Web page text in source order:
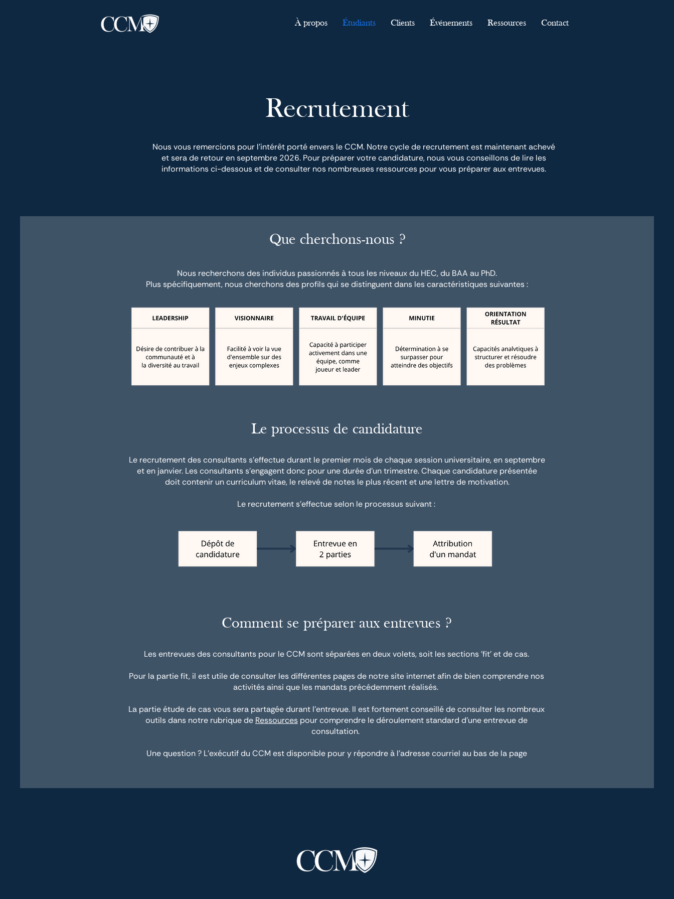
À propos Étudiants Clients Événements Ressources Contact
Recrutement
Nous vous remercions pour l'intérêt porté envers le CCM. Notre cycle de recrutement est maintenant achevé
et sera de retour en septembre 2026. Pour préparer votre candidature, nous vous conseillons de lire les
informations ci-dessous et de consulter nos nombreuses ressources pour vous préparer aux entrevues.
Que cherchons-nous ?
Nous recherchons des individus passionnés à tous les niveaux du HEC, du BAA au PhD.
Plus spécifiquement, nous cherchons des profils qui se distinguent dans les caractéristiques suivantes :
Le processus de candidature
Le recrutement des consultants s'effectue durant le premier mois de chaque session universitaire, en septembre
et en janvier. Les consultants s'engagent donc pour une durée d'un trimestre. Chaque candidature présentée
doit contenir un curriculum vitae, le relevé de notes le plus récent et une lettre de motivation.
Le recrutement s'effectue selon le processus suivant :
Comment se préparer aux entrevues ?
Les entrevues des consultants pour le CCM sont séparées en deux volets, soit les sections 'fit' et de cas.
Pour la partie fit, il est utile de consulter les différentes pages de notre site internet afin de bien comprendre nos
activités ainsi que les mandats précédemment réalisés.
La partie étude de cas vous sera partagée durant l'entrevue. Il est fortement conseillé de consulter les nombreux
outils dans notre rubrique de Ressources pour comprendre le déroulement standard d'une entrevue de
consultation.
Une question ? L'exécutif du CCM est disponible pour y répondre à l'adresse courriel au bas de la page